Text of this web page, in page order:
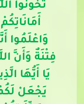
تَخُونُوا
وَاعْلَمُوا
فِتْنَةٌ وَأَنَّ
يَا أَيُّهَا
يَجْعَلْ